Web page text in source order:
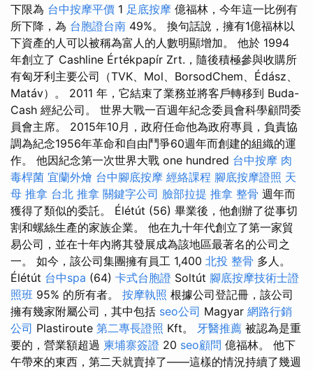
下限為 台中按摩平價 1 足底按摩 億福林，今年這一比例有
所下降，為 台胞證台南 49%。 換句話說，擁有1億福林以
下資產的人可以被稱為富人的人數明顯增加。 他於 1994
年創立了 Cashline Értékpapír Zrt.，隨後積極參與收購所
有匈牙利主要公司（TVK、Mol、BorsodChem、Édász、
Matáv）。 2011 年，它結束了業務並將客戶轉移到 Buda-
Cash 經紀公司。 世界大戰一百週年紀念委員會科學顧問委
員會主席。 2015年10月，政府任命他為政府專員，負責協
調為紀念1956年革命和自由鬥爭60週年而創建的組織的運
作。 他因紀念第一次世界大戰 one hundred 台中按摩 肉
毒桿菌 宜蘭外燴 台中腳底按摩 經絡課程 腳底按摩證照 天
母 推拿 台北 推拿 關鍵字公司 臉部拉提 推拿 整骨 週年而
獲得了類似的委託。 Élétút (56) 畢業後，他創辦了從事切
割和螺絲生產的家族企業。 他在九十年代創立了第一家貿
易公司，並在十年內將其發展成為該地區最著名的公司之
一。 如今，該公司集團擁有員工 1,400 北投 整骨 多人。
Élétút 台中spa (64) 卡式台胞證 Soltút 腳底按摩技術士證
照班 95% 的所有者。 按摩執照 根據公司登記冊，該公司
擁有幾家附屬公司，其中包括 seo公司 Magyar 網路行銷
公司 Plastiroute 第二專長證照 Kft。 牙醫推薦 被認為是重
要的，營業額超過 柬埔寨簽證 20 seo顧問 億福林。 他下
午帶來的東西，第二天就賣掉了——這樣的情況持續了幾週